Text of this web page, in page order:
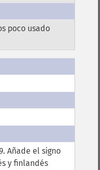
poco usado
Añade el signo
y finlandés